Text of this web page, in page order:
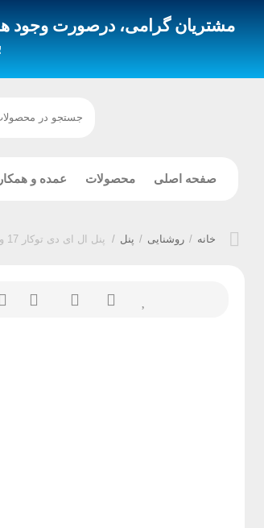
مشتریان گرامی، درصورت وجود
صفحه اصلی محصولات عمده و
خانه / روشنایی / پنل / پنل ال ای دی توکار 17 وات نمانور مدل پرتو